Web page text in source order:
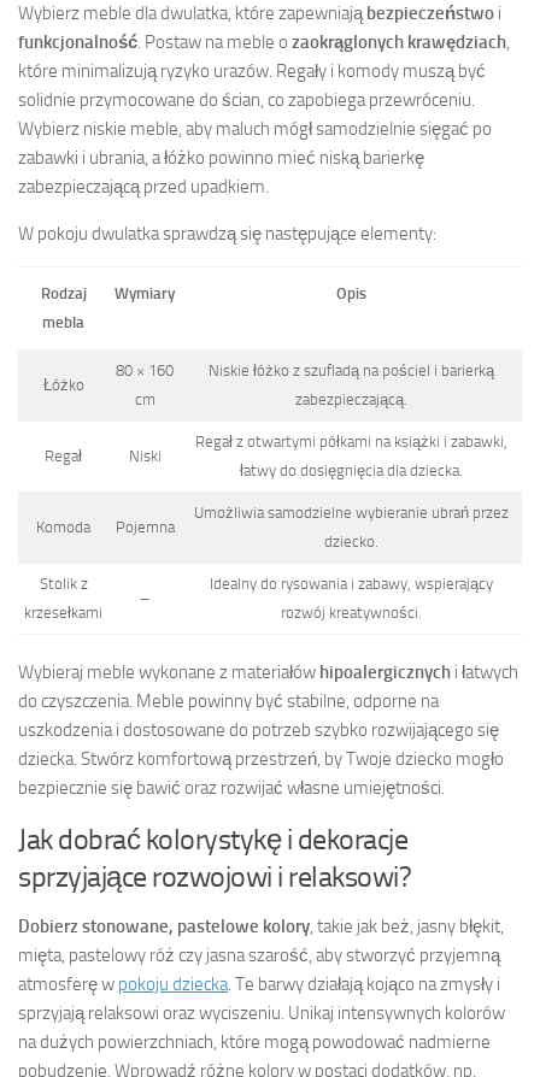
Wybierz meble dla dwulatka, które zapewniają bezpieczeństwo i
funkcjonalność . Postaw na meble o zaokrąglonych krawędziach
które minimalizują ryzyko urazów. Regały i komody muszą być
solidnie przymocowane do ścian, co zapobiega przewróceniu.
Wybierz niskie meble, aby maluch mógł samodzielnie sięgać po
zabawki i ubrania, a łóżko powinno mieć niską barierkę
zabezpieczającą przed upadkiem.
W pokoju dwulatka sprawdzą się następujące elementy:
Rodzaj
mebla
Wymiary Opis
Łóżko
80 × 160
cm
Niskie łóżko z szufladą na pościel i barierką
zabezpieczającą.
Regał Niski
Regał z otwartymi półkami na książki i zabawki,
łatwy do dosięgnięcia dla dziecka.
Komoda Pojemna
Umożliwia samodzielne wybieranie ubrań przez
dziecko.
Stolik z
krzesełkami
–
Idealny do rysowania i zabawy, wspierający
rozwój kreatywności.
Wybieraj meble wykonane z materiałów hipoalergicznych i łatwych
do czyszczenia. Meble powinny być stabilne, odporne na
uszkodzenia i dostosowane do potrzeb szybko rozwijającego się
dziecka. Stwórz komfortową przestrzeń, by Twoje dziecko mogło
bezpiecznie się bawić oraz rozwijać własne umiejętności.
Jak dobrać kolorystykę i dekoracje
sprzyjające rozwojowi i relaksowi?
Dobierz stonowane, pastelowe kolory, takie jak beż, jasny błękit,
mięta, pastelowy róż czy jasna szarość, aby stworzyć przyjemną
atmosferę w pokoju dziecka. Te barwy działają kojąco na zmysły i
sprzyjają relaksowi oraz wyciszeniu. Unikaj intensywnych kolorów
na dużych powierzchniach, które mogą powodować nadmierne
pobudzenie. Wprowadź różne kolory w postaci dodatków, np.